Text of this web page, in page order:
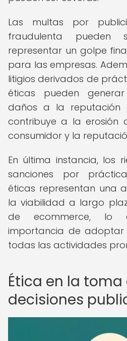
Las multas por
fraudulenta pueden
representar un golpe
para las empresas.
litigios derivados de
éticas pueden
daños a la reputación
contribuye a la erosión
consumidor y la
En última instancia, los
sanciones por
éticas representan una
la viabilidad a largo
de ecommerce, lo
importancia de adoptar
todas las actividades
Ética en la toma
decisiones